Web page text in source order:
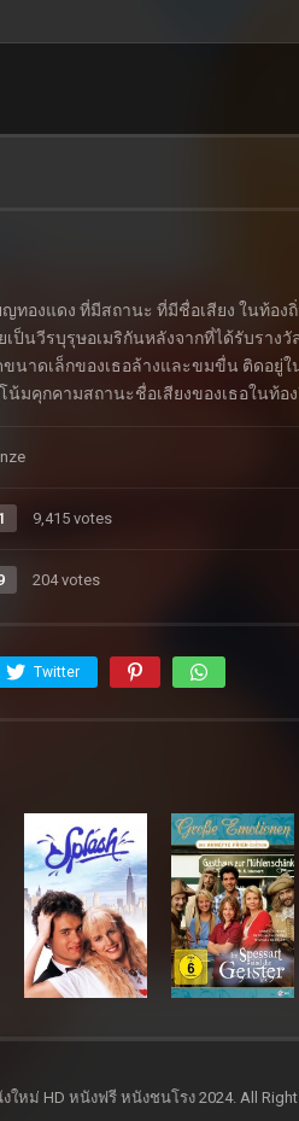
ทองแดง ที่มีสถานะ ที่มีชื่อเสียง ในท้อง
ป็นวีรบุรุษอเมริกันหลังจากที่ได้รับราง
นาดเล็กของเธอล้างและขมขื่น ติดอยู่ใ
มคุกคามสถานะชื่อเสียงของเธอในท้อ
9,415 votes
204 votes
Twitter
หม่ HD หนังฟรี หนังชนโรง 2024. All